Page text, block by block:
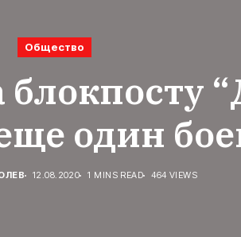
Общество
один
12.08.2020 1 MINS READ 464 VIEWS